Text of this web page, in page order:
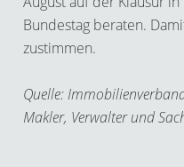
Bundestag beraten.
zustimmen.
Quelle:
Makler, Verwalter und